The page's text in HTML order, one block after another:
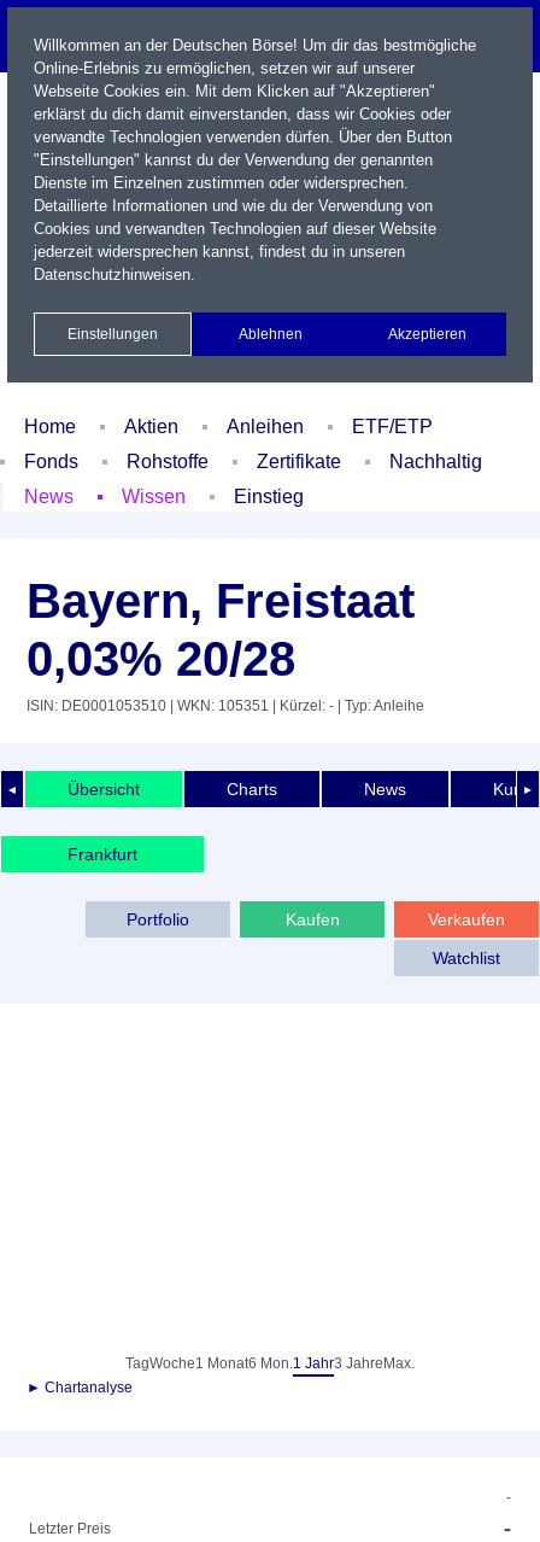
Name / WKN / ISIN / Kürzel
Xetra Realtime
Watchlist Portfolio Login
Home Aktien Anleihen
ETF/ETP
Fonds
Rohstoffe Zertifikate
Nachhaltig
News
Wissen Einstieg
Bayern, Freistaat
0,03% 20/28
ISIN: DE0001053510 | WKN: 105351 | Kürzel: - | Typ: Anleihe
◄ ►
Übersicht Charts News
Frankfurt
Verkaufen
Kaufen
Portfolio
Watchlist
TagWoche1 Monat6 Mon.1 Jahr3 Jahre Max.
► Chartanalyse
-
Letzter Preis
-
Willkommen an der Deutschen Börse! Um dir das bestmögliche
Online-Erlebnis zu ermöglichen, setzen wir auf unserer
Webseite Cookies ein. Mit dem Klicken auf "Akzeptieren"
erklärst du dich damit einverstanden, dass wir Cookies oder
verwandte Technologien verwenden dürfen. Über den Button
"Einstellungen" kannst du der Verwendung der genannten
Dienste im Einzelnen zustimmen oder widersprechen.
Detaillierte Informationen und wie du der Verwendung von
Cookies und verwandten Technologien auf dieser Website
jederzeit widersprechen kannst, findest du in unseren
Datenschutzhinweisen.
Einstellungen Ablehnen Akzeptieren